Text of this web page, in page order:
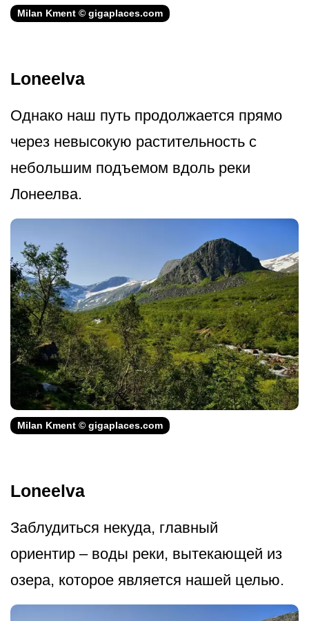
Milan Kment © gigaplaces.com
Loneelva
Однако наш путь продолжается прямо
через невысокую растительность с
небольшим подъемом вдоль реки
Лонеелва.
Milan Kment © gigaplaces.com
Loneelva
Заблудиться некуда, главный
ориентир – воды реки, вытекающей из
озера, которое является нашей целью.